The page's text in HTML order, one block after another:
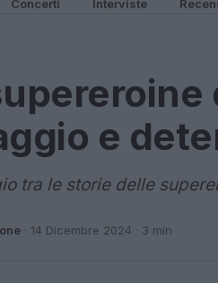
Concerti Interviste
e
tra le storie delle
· 14 Dicembre 2024 · 3 min